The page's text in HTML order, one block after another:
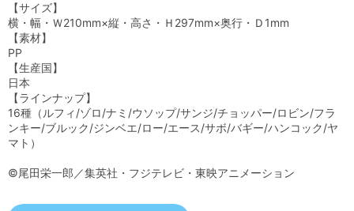
【サイズ】
横・幅・Ｗ210mm×縦・高さ・Ｈ297mm×奥行・Ｄ1mm
【素材】
PP
【生産国】
日本
【ラインナップ】
16種（ルフィ/ゾロ/ナミ/ウソップ/サンジ/チョッパー/ロビン/フラ
ンキー/ブルック/ジンベエ/ロー/エース/サボ/バギー/ハンコック/ヤ
マト）
©尾田栄一郎／集英社・フジテレビ・東映アニメーション